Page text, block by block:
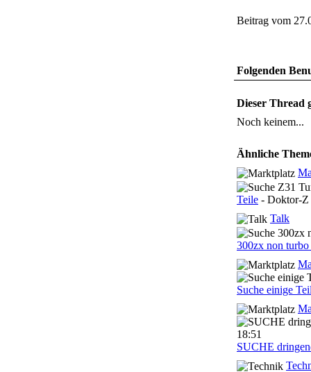
Beitrag vom
Folgenden
Dieser Thread
Noch keinem...
Ähnliche
Teile - Doktor-Z
Talk
300zx non turbo
Suche einige
SUCHE